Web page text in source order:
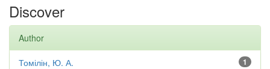
Discover
Author
1
Томілін, Ю. А.